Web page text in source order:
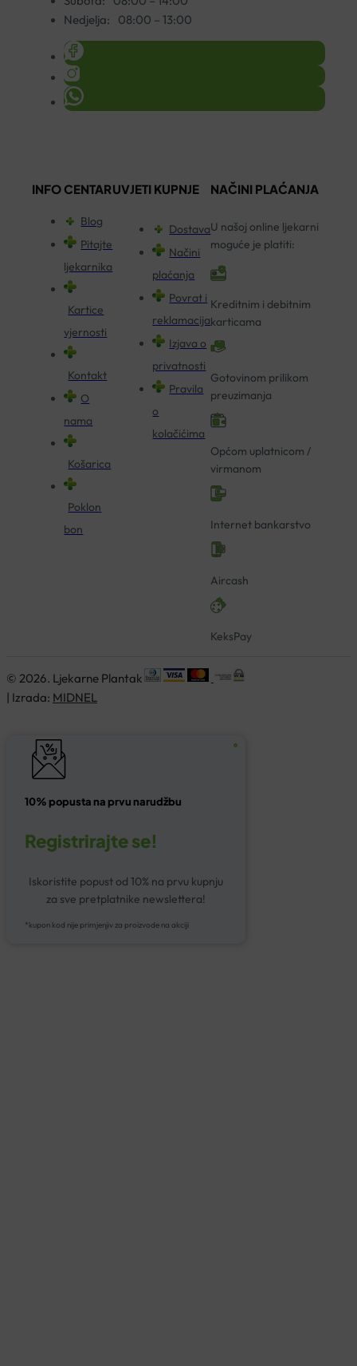
Nedjelja:
08:00 – 13:00
INFO CENTAR
Blog
Pitajte
ljekarnika
Kartice
vjernosti
Kontakt
O
nama
Košarica
Poklon
bon
UVJETI KUPNJE
Dostava
Načini
plaćanja
Povrat i
reklamacija
Izjava o
privatnosti
Pravila
o
kolačićima
NAČINI PLAĆANJA
U našoj online ljekarni
moguće je platiti:
Kreditnim i debitnim
karticama
Gotovinom prilikom
preuzimanja
Općom uplatnicom /
virmanom
Internet bankarstvo
Aircash
KeksPay
© 2026. Ljekarne Plantak
| Izrada: MIDNEL
10% popusta na prvu narudžbu
Registrirajte se!
Iskoristite popust od 10% na prvu kupnju
za sve pretplatnike newslettera!
*kupon kod nije primjenjiv za proizvode na akciji